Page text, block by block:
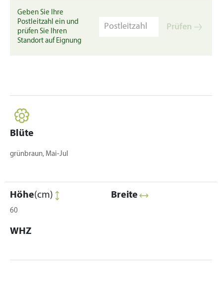
Geben Sie Ihre
Postleitzahl ein und
prüfen Sie Ihren
Standort auf Eignung
Prüfen
Blüte
grünbraun, Mai-Jul
Höhe(cm)
60
Breite
WHZ